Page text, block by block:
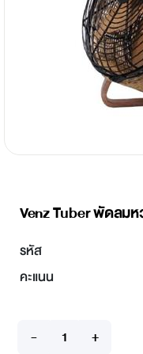
Venz Tuber พัดลม
รหัส
คะแนน